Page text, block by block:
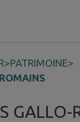
>PATRIMOINE>
GALLO-